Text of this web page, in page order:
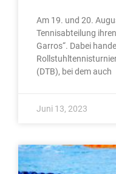
Am 19. und 20.
Tennisabteilung
Garros“. Dabei
(DTB), bei dem auch
Juni 13, 2023